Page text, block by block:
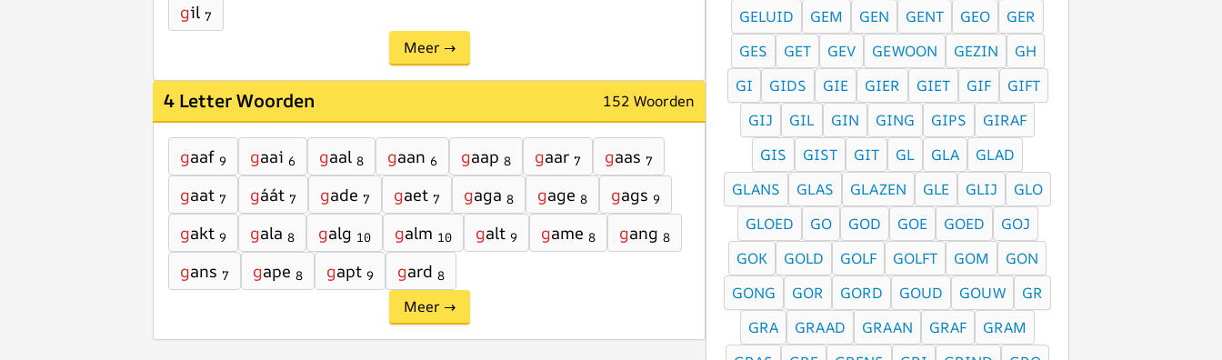
gil 7
Meer →
4 Letter Woorden 152 Woorden
gaaf 9 gaai 6 gaal 8 gaan 6 gaap 8 gaar 7 gaas 7
gaat 7 gáát 7 gade 7 gaet 7 gaga 8 gage 8 gags 9
gakt 9 gala 8 galg 10 galm 10 galt 9 game 8 gang 8
gans 7 gape 8 gapt 9 gard 8
Meer →
GELUID
GEM GEN GENT GEO
GER
GES
GET GEV GEWOON GEZIN
GH
GI
GIDS GIE GIER GIET GIF
GIFT
GIJ
GIL GIN GING GIPS
GIRAF
GIS
GIST GIT GL GLA
GLAD
GLANS
GLAS GLAZEN GLE GLIJ
GLO
GLOED
GO GOD GOE GOED
GOJ
GOK
GOLD GOLF GOLFT GOM
GON
GONG
GOR GORD GOUD GOUW
GR
GRA
GRAAD GRAAN GRAF
GRAM